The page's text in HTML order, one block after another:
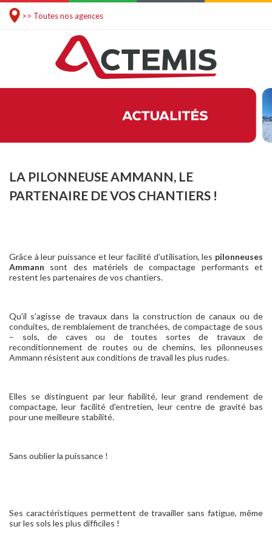
>> Toutes nos agences
LA PILONNEUSE AMMANN, LE
PARTENAIRE DE VOS CHANTIERS !
Grâce à leur puissance et leur facilité d’utilisation, les pilonneuses
Ammann sont des matériels de compactage performants et
restent les partenaires de vos chantiers.
Qu'il s'agisse de travaux dans la construction de canaux ou de
conduites, de remblaiement de tranchées, de compactage de sous
– sols, de caves ou de toutes sortes de travaux de
reconditionnement de routes ou de chemins, les pilonneuses
Ammann résistent aux conditions de travail les plus rudes.
Elles se distinguent par leur fiabilité, leur grand rendement de
compactage, leur facilité d'entretien, leur centre de gravité bas
pour une meilleure stabilité.
Sans oublier la puissance !
Ses caractéristiques permettent de travailler sans fatigue, même
sur les sols les plus difficiles !